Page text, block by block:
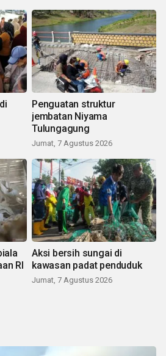
Penguatan struktur
jembatan Niyama
Tulungagung
Jumat, 7 Agustus 2026
RI
Aksi bersih sungai di
kawasan padat penduduk
Jumat, 7 Agustus 2026